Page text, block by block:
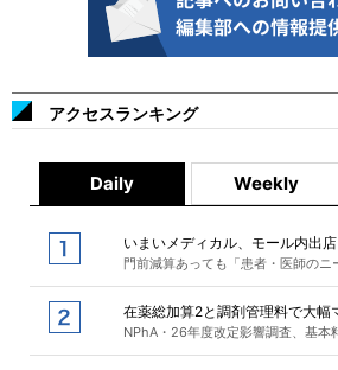
アクセスランキング
Daily Weekly
いまいメディカル、モール内出
門前減算あっても「患者・医師のニ
在薬総加算2と調剤管理料で大幅
NPhA・26年度改定影響調査、基本